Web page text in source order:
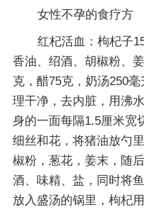
女性不孕的食疗方
红杞活血：枸杞子
香油、绍酒、胡椒粉、
克，醋75克，奶汤250
理干净，去内脏，用沸
身的一面每隔1.5厘米宽
细丝和花，将猪油放勺
椒粉，葱花，姜末，随
酒、味精、盐，同时将
放入盛汤的锅里，枸杞